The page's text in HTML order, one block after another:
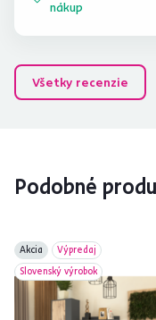
nákup
Všetky recenzie
Podobné
Akcia
Výpredaj
Slovenský výrobok